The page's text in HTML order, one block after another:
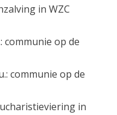
in WZC
communie op de
communie op de
in